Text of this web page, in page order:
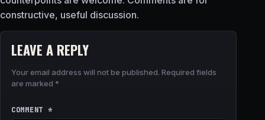
constructive, useful discussion.
LEAVE A REPLY
Your email address will not be published. Required fields
are marked *
COMMENT *